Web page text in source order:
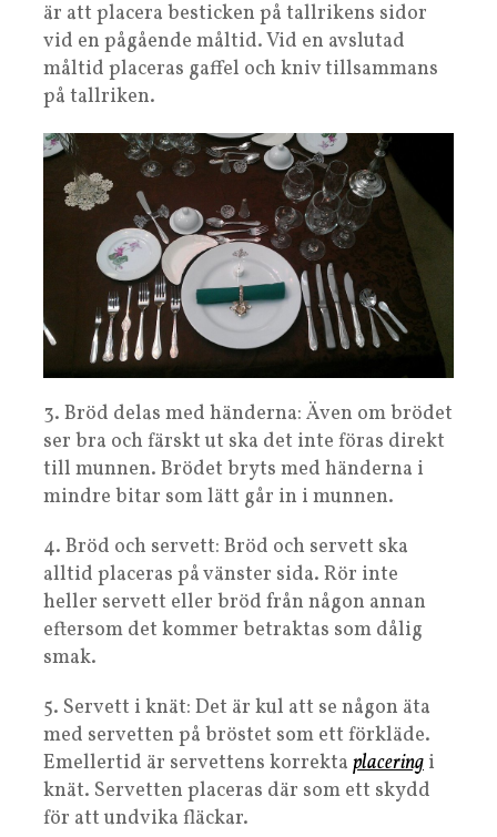
är att placera besticken på tallrikens sidor
vid en pågående måltid. Vid en avslutad
måltid placeras gaffel och kniv tillsammans
på tallriken.
3. Bröd delas med händerna: Även om brödet
ser bra och färskt ut ska det inte föras direkt
till munnen. Brödet bryts med händerna i
mindre bitar som lätt går in i munnen.
4. Bröd och servett: Bröd och servett ska
alltid placeras på vänster sida. Rör inte
heller servett eller bröd från någon annan
eftersom det kommer betraktas som dålig
smak.
5. Servett i knät: Det är kul att se någon äta
med servetten på bröstet som ett förkläde.
Emellertid är servettens korrekta placering i
knät. Servetten placeras där som ett skydd
för att undvika fläckar.